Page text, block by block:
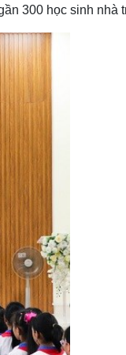
300 học sinh nhà